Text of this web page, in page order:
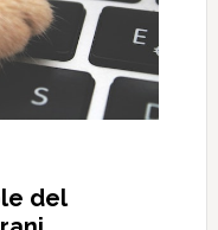
del